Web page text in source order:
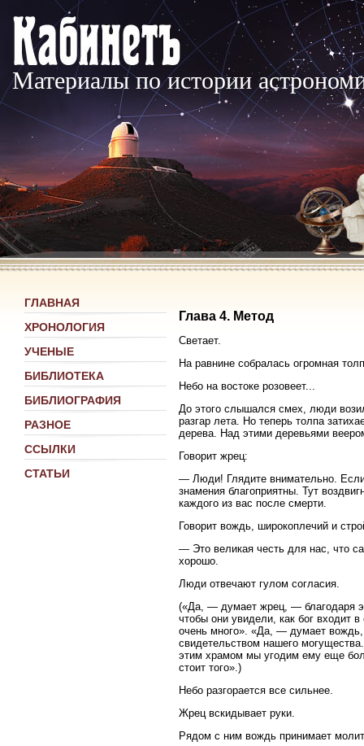
Материалы по истории
ГЛАВНАЯ
ХРОНОЛОГИЯ
УЧЕНЫЕ
БИБЛИОТЕКА
БИБЛИОГРАФИЯ
РАЗНОЕ
ССЫЛКИ
СТАТЬИ
Глава 4. Метод
Светает.
На равнине собралась огромная
Небо на востоке розовеет...
До этого слышался смех, люди
разгар лета. Но теперь толпа
дерева. Над этими деревьями
Говорит жрец:
— Люди! Глядите внимательно. Если
знамения благоприятны. Тут
каждого из вас после смерти.
Говорит вождь, широкоплечий и
— Это великая честь для нас, что
хорошо.
Люди отвечают гулом согласия.
(«Да, — думает жрец, — благодаря
чтобы они увидели, как бог входит
очень много». «Да, — думает
свидетельством нашего
этим храмом мы угодим ему еще
стоит того».)
Небо разгорается все сильнее.
Жрец вскидывает руки.
Рядом с ним вождь принимает